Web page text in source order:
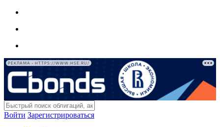
РЕКЛАМА • HTTPS://WWW.HSE.RU/
Войти Зарегистрироваться